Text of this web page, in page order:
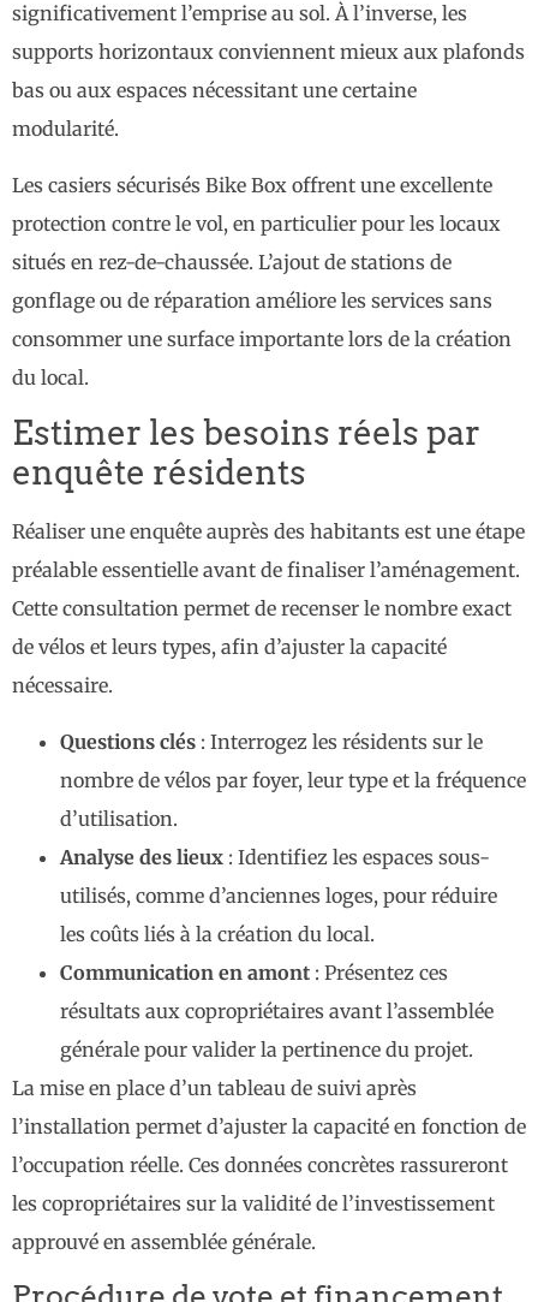
significativement l’emprise au sol. À l’inverse, les
supports horizontaux conviennent mieux aux plafonds
bas ou aux espaces nécessitant une certaine
modularité.
Les casiers sécurisés Bike Box offrent une excellente
protection contre le vol, en particulier pour les locaux
situés en rez-de-chaussée. L’ajout de stations de
gonflage ou de réparation améliore les services sans
consommer une surface importante lors de la création
du local.
Estimer les besoins réels par
enquête résidents
Réaliser une enquête auprès des habitants est une étape
préalable essentielle avant de finaliser l’aménagement.
Cette consultation permet de recenser le nombre exact
de vélos et leurs types, afin d’ajuster la capacité
nécessaire.
Questions clés : Interrogez les résidents sur le
nombre de vélos par foyer, leur type et la fréquence
d’utilisation.
Analyse des lieux : Identifiez les espaces sous-
utilisés, comme d’anciennes loges, pour réduire
les coûts liés à la création du local.
Communication en amont : Présentez ces
résultats aux copropriétaires avant l’assemblée
générale pour valider la pertinence du projet.
La mise en place d’un tableau de suivi après
l’installation permet d’ajuster la capacité en fonction de
l’occupation réelle. Ces données concrètes rassureront
les copropriétaires sur la validité de l’investissement
approuvé en assemblée générale.